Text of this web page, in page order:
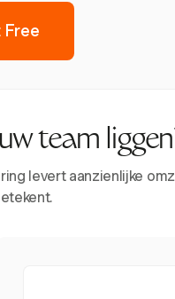
Free
team
levert aanzienlijke